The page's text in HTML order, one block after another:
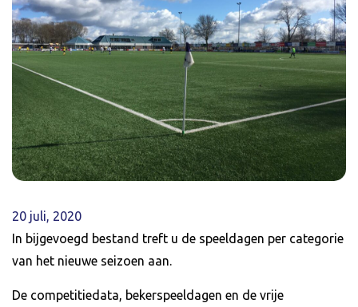
20 juli, 2020
In bijgevoegd bestand treft u de speeldagen per categorie
van het nieuwe seizoen aan.
De competitiedata, bekerspeeldagen en de vrije